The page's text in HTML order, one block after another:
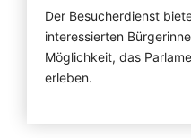
Der Besucherdienst
interessierten
Möglichkeit, das
erleben.